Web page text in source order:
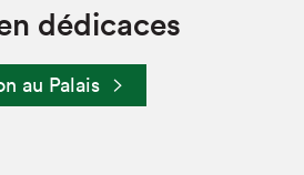
dédicaces
au Palais